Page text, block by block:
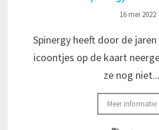
16 mei 2022
Spinergy heeft door de
icoontjes op de kaart
ze nog niet...
Meer informatie